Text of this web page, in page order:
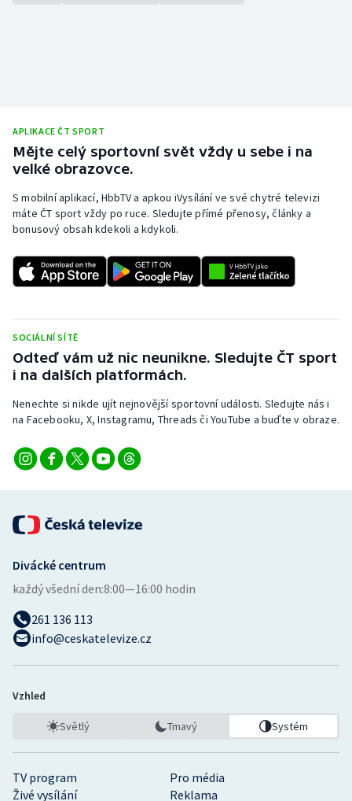
APLIKACE ČT SPORT
Mějte celý sportovní svět vždy u sebe i na
velké obrazovce.
S mobilní aplikací, HbbTV a apkou iVysílání ve své chytré televizi
máte ČT sport vždy po ruce. Sledujte přímé přenosy, články a
bonusový obsah kdekoli a kdykoli.
SOCIÁLNÍ SÍTĚ
Odteď vám už nic neunikne. Sledujte ČT sport
i na dalších platformách.
Nenechte si nikde ujít nejnovější sportovní události. Sledujte nás i
na Facebooku, X, Instagramu, Threads či YouTube a buďte v obraze.
TV program
Pro média
Živé vysílání
Reklama
Divácké centrum
každý všední den:8:00—16:00 hodin
261 136 113
info@ceskatelevize.cz
Vzhled
Světlý Tmavý Systém